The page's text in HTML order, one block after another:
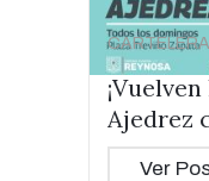
CARTELERA
Ajedrez
Ver